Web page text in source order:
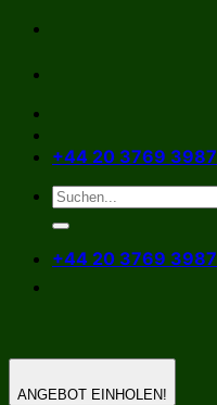
Zum
springen
+44 20 3769 3987
+44 20 3769 3987
ANGEBOT EINHOLEN!